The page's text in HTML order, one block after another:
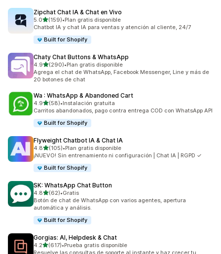
Zipchat Chat IA & Chat en Vivo
5.0de 5 estrellas
(159)
159 reseñas en total
•Plan gratis disponible
Chatbot IA y chat IA para ventas y atención al cliente, 24/7
Built for Shopify
Chaty Chat Buttons & WhatsApp
4.9de 5 estrellas
(290)
290 reseñas en total
•Plan gratis disponible
Agrega el chat de WhatsApp, Facebook Messenger, Line y más de
20 botones de chat
Wa : WhatsApp & Abandoned Cart
4.9de 5 estrellas
(58)
58 reseñas en total
•Instalación gratuita
Carritos abandonados, pago contra entrega COD con WhatsApp API
Built for Shopify
Flyweight Chatbot IA & Chat IA
4.8de 5 estrellas
(105)
105 reseñas en total
•Plan gratis disponible
¡NUEVO! Sin entrenamiento ni configuración | Chat IA | RGPD ✓
Built for Shopify
SK: WhatsApp Chat Button
4.8de 5 estrellas
(62)
62 reseñas en total
•Gratis
Botón de chat de WhatsApp con varios agentes, apertura
automática y análisis.
Built for Shopify
Gorgias: AI, Helpdesk & Chat
4.2de 5 estrellas
(617)
617 reseñas en total
•Prueba gratis disponible
Resuelve las consultas de soporte al instante y haz crecer tu